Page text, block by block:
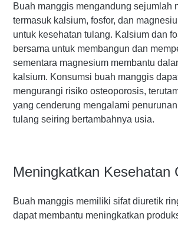
Buah manggis mengandung sejumlah
termasuk kalsium, fosfor, dan
untuk kesehatan tulang. Kalsium dan
bersama untuk membangun dan
sementara magnesium membantu
kalsium. Konsumsi buah manggis
mengurangi risiko osteoporosis,
yang cenderung mengalami
tulang seiring bertambahnya usia.
Meningkatkan Kesehatan
Buah manggis memiliki sifat diuretik
dapat membantu meningkatkan